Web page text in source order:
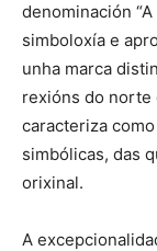
denominación
simboloxía e
unha marca
rexións do norte
caracteriza
simbólicas, das
orixinal.
A